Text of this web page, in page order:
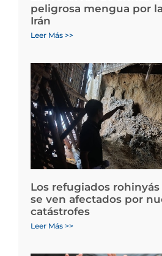
peligrosa mengua por
Irán
Leer Más >>
Los refugiados
se ven afectados por
catástrofes
Leer Más >>